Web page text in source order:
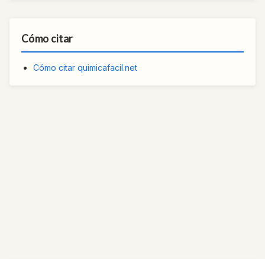
Cómo citar
Cómo citar quimicafacil.net